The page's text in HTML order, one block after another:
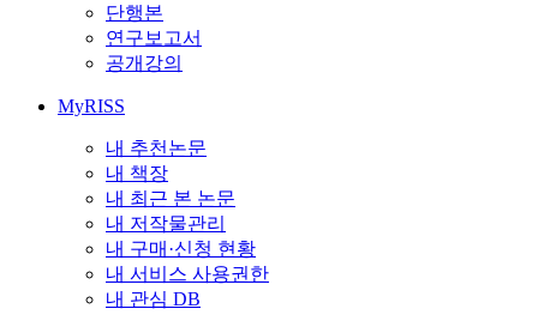
단행본
연구보고서
공개강의
MyRISS
내 추천논문
내 책장
내 최근 본 논문
내 저작물관리
내 구매·신청 현황
내 서비스 사용권한
내 관심 DB